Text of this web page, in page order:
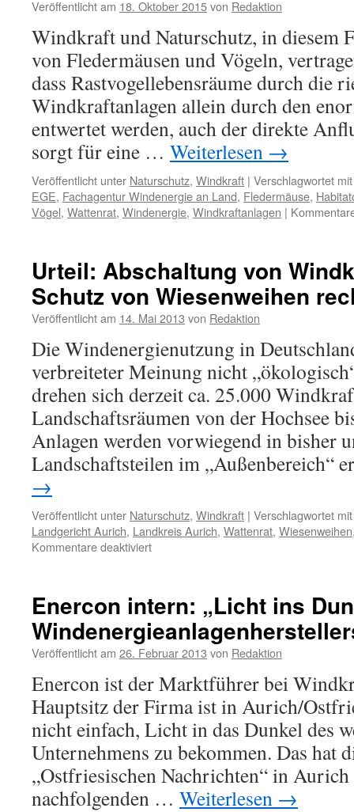
Menschen:
Infraschall,
Erholung
Veröffentlicht am 18. Oktober 2015von Redaktion
Windkraft und Naturschutz, in diesem
von Fledermäusen und Vögeln,
dass Rastvogellebensräume durch die
Windkraftanlagen allein durch den
entwertet werden, auch der direkte
sorgt für eine … Weiterlesen →
Veröffentlicht unter Naturschutz, Windkraft | Verschlagwortet mit
EGE, Fachagentur Windenergie an Land, Fledermäuse,
Vögel, Wattenrat, Windenergie, Windkraftanlagen |
Urteil: Abschaltung von
Schutz von Wiesenweihen
Veröffentlicht am 14. Mai 2013 von Redaktion
Die Windenergienutzung in
verbreiteter Meinung nicht
drehen sich derzeit ca. 25.000
Landschaftsräumen von der Hochsee
Anlagen werden vorwiegend in bisher
Landschaftsteilen im
→
Veröffentlicht unter Naturschutz, Windkraft | Verschlagwortet mit
Landgericht Aurich, Landkreis Aurich, Wattenrat, Wiesenweihen
Kommentare deaktiviertfür
Windkraftanlagen
zum
Schutz
von
rechtens
Enercon intern: „Licht ins
Veröffentlicht am 26. Februar 2013 von Redaktion
Enercon ist der Marktführer bei
Hauptsitz der Firma ist in Aurich/
nicht einfach, Licht in das Dunkel des
Unternehmens zu bekommen. Das hat
„Ostfriesischen Nachrichten“ in Aurich
nachfolgenden … Weiterlesen →